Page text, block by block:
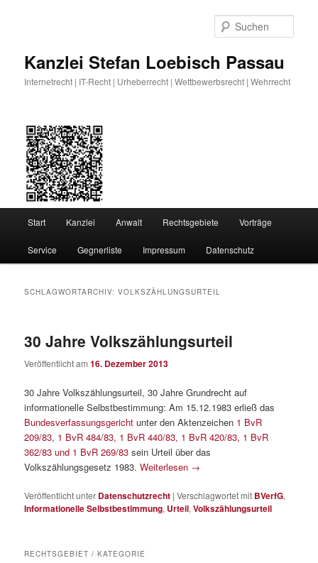
Kanzlei Stefan Loebisch Passau
Internetrecht | IT-Recht | Urheberrecht | Wettbewerbsrecht | Wehrrecht
Start Kanzlei Anwalt Rechtsgebiete Vorträge
Service Gegnerliste Impressum Datenschutz
SCHLAGWORTARCHIV:VOLKSZÄHLUNGSURTEIL
30 Jahre Volkszählungsurteil
Veröffentlicht am16. Dezember 2013
30 Jahre Volkszählungsurteil, 30 Jahre Grundrecht auf
informationelle Selbstbestimmung: Am 15.12.1983 erließ das
Bundesverfassungsgericht unter den Aktenzeichen 1 BvR
209/83, 1 BvR 484/83, 1 BvR 440/83, 1 BvR 420/83, 1 BvR
362/83 und 1 BvR 269/83 sein Urteil über das
Volkszählungsgesetz 1983.Weiterlesen →
Veröffentlicht unter Datenschutzrecht |Verschlagwortet mit BVerfG,
Informationelle Selbstbestimmung, Urteil,Volkszählungsurteil
RECHTSGEBIET / KATEGORIE